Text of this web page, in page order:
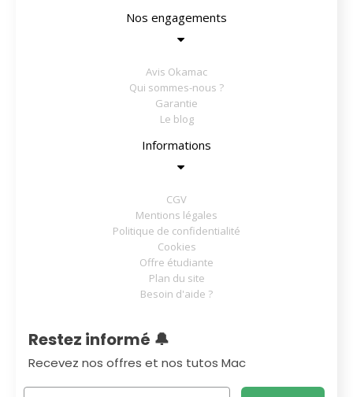
Nos engagements
Avis Okamac
Qui sommes-nous ?
Garantie
Le blog
Informations
CGV
Mentions légales
Politique de confidentialité
Cookies
Offre étudiante
Plan du site
Besoin d'aide ?
Restez informé 🔔
Recevez nos offres et nos tutos Mac